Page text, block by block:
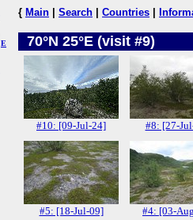
E
{ Main Search Countries
70°N 25°E (visit #9)
#10: [09-Jul-24] #8: [27-
#5: [18-Jul-09] #4: [03-